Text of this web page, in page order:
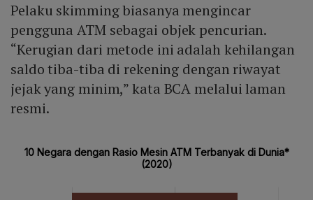
Pelaku skimming biasanya mengincar
pengguna ATM sebagai objek pencurian.
“Kerugian dari metode ini adalah kehilangan
saldo tiba-tiba di rekening dengan riwayat
jejak yang minim,” kata BCA melalui laman
resmi.